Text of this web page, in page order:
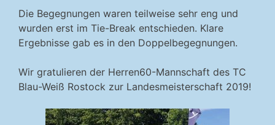
Die Begegnungen waren teilweise sehr eng und
wurden erst im Tie-Break entschieden. Klare
Ergebnisse gab es in den Doppelbegegnungen.
Wir gratulieren der Herren60-Mannschaft des TC
Blau-Weiß Rostock zur Landesmeisterschaft 2019!